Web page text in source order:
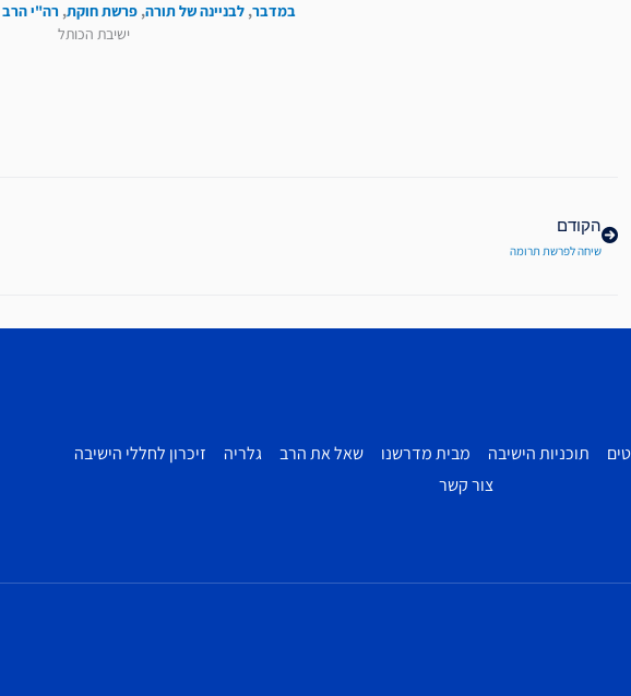
במדבר, לבניינה של תורה, פרשת חוקת, רה"י הרב
ישיבת הכותל
הקודם
שיחה לפרשת תרומה
תוכניות הישיבה מבית מדרשנו שאל את הרב גלריה
זיכרון לחללי הישיבה
צור קשר